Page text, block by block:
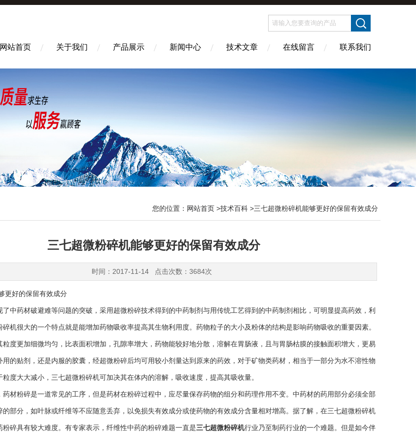
网站首页 关于我们 产品展示 新闻中心 技术文章 在线留言 联系我们
您的位置： 网站首页 >技术百科 >三七超微粉碎机能够更好的保留有效成分
三七超微粉碎机能够更好的保留有效成分
时间：2017-11-14 点击次数：3684次
好的保留有效成分
了中药材破避难等问题的突破，采用超微粉碎技术得到的中药制剂与用传统工艺得到的中药制剂相比，可明显提高药效，利
机很大的一个特点就是能增加药物吸收率提高其生物利用度。药物粒子的大小及粉体的结构是影响药物吸收的重要因素。
度更加细微均匀，比表面积增加，孔隙率增大，药物能较好地分散，溶解在胃肠液，且与胃肠枯膜的接触面积增大，更易
的贴剂，还是内服的胶囊，经超微粉碎后均可用较小剂量达到原来的药效，对于矿物类药材，相当于一部分为水不溶性物
度大大减小，三七超微粉碎机可加决其在体内的溶解，吸收速度，提高其吸收量。
粉碎是一道常见的工序，但是药材在粉碎过程中，应尽量保存药物的组分和药理作用不变。中药材的药用部分必须全部
的部分，如叶脉或纤维等不应随意丢弃，以免损失有效成分或使药物的有效成分含量相对增高。据了解，在三七超微粉碎机
碎具有较大难度。有专家表示，纤维性中药的粉碎难题一直是三七超微粉碎机行业乃至制药行业的一个难题。但是如今伴